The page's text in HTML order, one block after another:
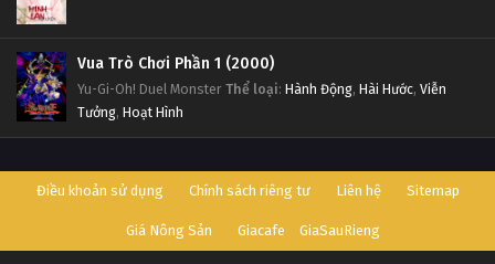
Vua Trò Chơi Phần 1 (2000)
Yu-Gi-Oh! Duel Monster Thể loại: Hành Động, Hài Hước, Viễn
Tưởng, Hoạt Hình
Điều khoản sử dụng Chính sách riêng tư Liên hệ Sitemap
Giá Nông Sản Giacafe GiaSauRieng